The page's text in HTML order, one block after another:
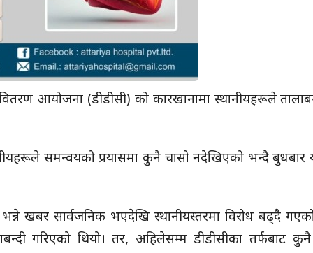
आयोजना (डीडीसी) को कारखानामा स्थानीयहरूले
समन्वयको प्रयासमा कुनै चासो नदेखिएको भन्दै बुधबार
भन्ने खबर सार्वजनिक भएदेखि स्थानीयस्तरमा विरोध बढ्दै
गरिएको थियो। तर, अहिलेसम्म डीडीसीका तर्फबाट